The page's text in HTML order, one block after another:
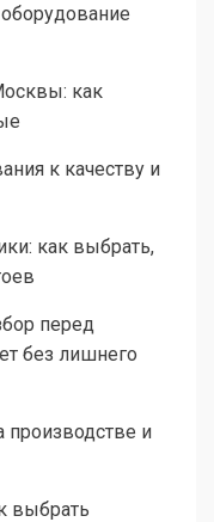
как
к качеству и
как выбрать,
перед
без лишнего
и
выбрать